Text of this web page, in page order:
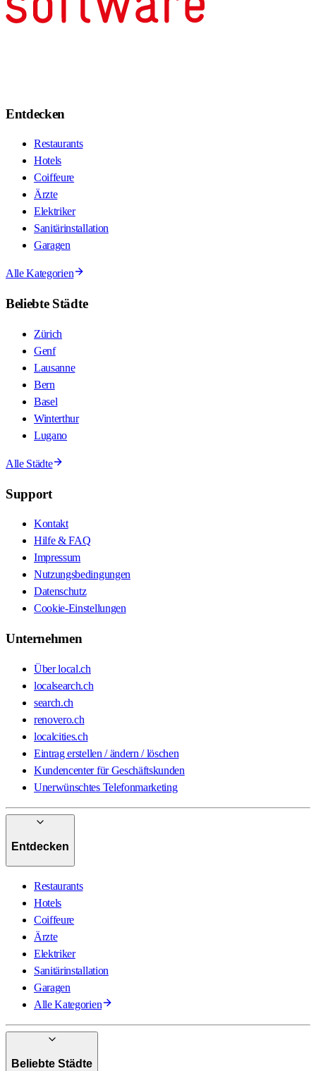
Entdecken
Restaurants
Hotels
Coiffeure
Ärzte
Elektriker
Sanitärinstallation
Garagen
Alle Kategorien
Beliebte Städte
Zürich
Genf
Lausanne
Bern
Basel
Winterthur
Lugano
Alle Städte
Support
Kontakt
Hilfe & FAQ
Impressum
Nutzungsbedingungen
Datenschutz
Cookie-Einstellungen
Unternehmen
Über local.ch
localsearch.ch
search.ch
renovero.ch
localcities.ch
Eintrag erstellen / ändern / löschen
Kundencenter für Geschäftskunden
Unerwünschtes Telefonmarketing
Entdecken
Restaurants
Hotels
Coiffeure
Ärzte
Elektriker
Sanitärinstallation
Garagen
Alle Kategorien
Beliebte Städte